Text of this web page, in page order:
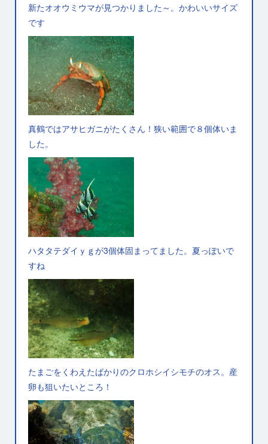
新たオオウミウマが見つかりました～。かわいいサイズ
です
真鶴ではアサヒガニがたくさん！狭い範囲で８個体いま
した。
ハタタテダイｙｇが3個体固まってました。夏っぽいで
すね
たまごをくわえたばかりのクロホシイシモチのオス。産
卵も狙いたいところ！